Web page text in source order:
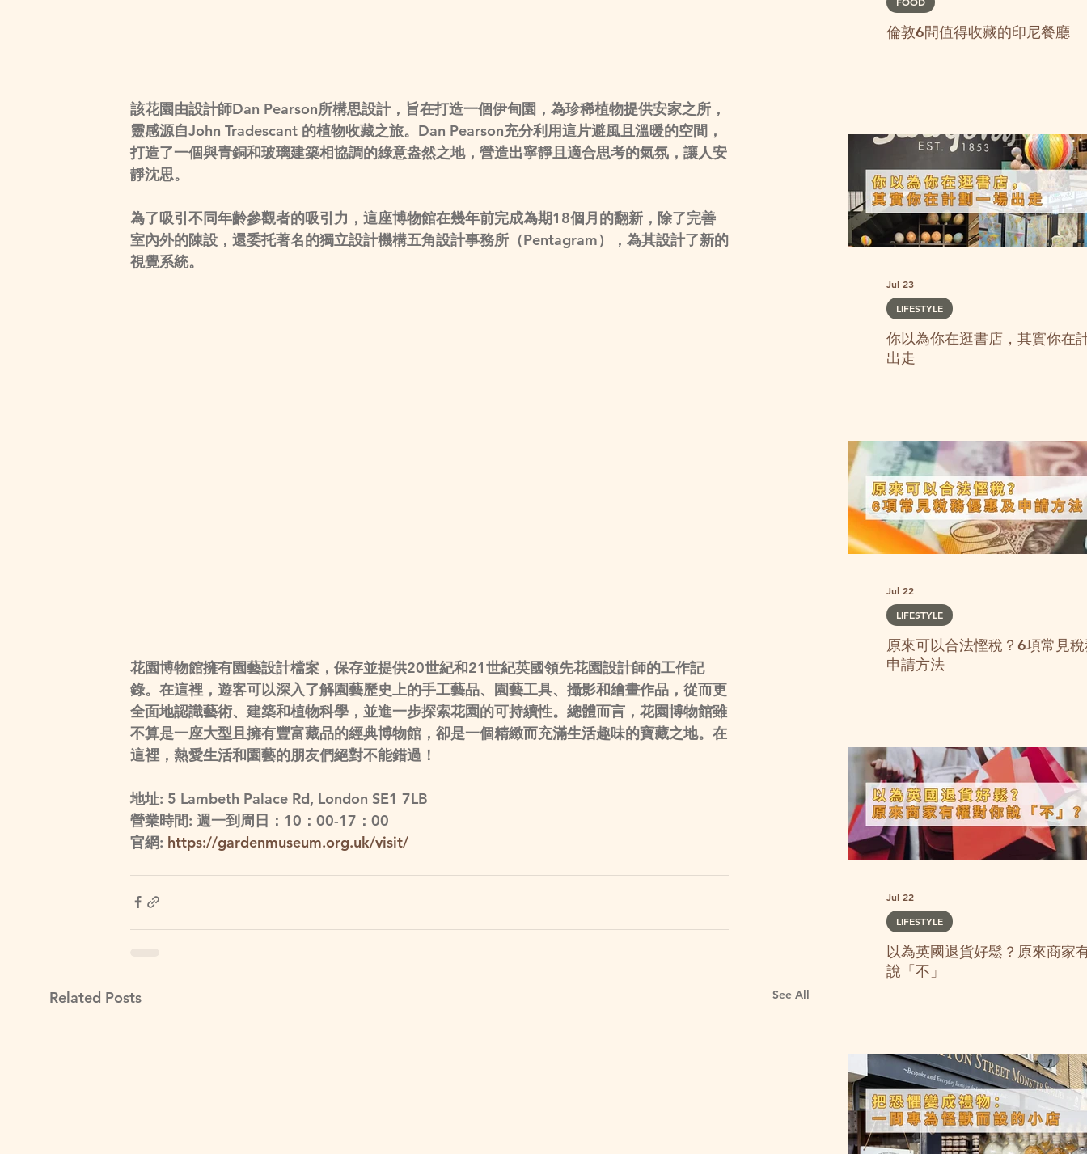
該花園由設計師Dan Pearson所構思設計，旨在打造一個伊甸園，為珍稀植物提供安家之所，
靈感源自John Tradescant 的植物收藏之旅。Dan Pearson充分利用這片避風且溫暖的空間，
打造了一個與青銅和玻璃建築相協調的綠意盎然之地，營造出寧靜且適合思考的氣氛，讓人安
靜沈思。
為了吸引不同年齡參觀者的吸引力，這座博物館在幾年前完成為期18個月的翻新，除了完善
室內外的陳設，還委托著名的獨立設計機構五角設計事務所（Pentagram），為其設計了新的
視覺系統。
花園博物館擁有園藝設計檔案，保存並提供20世紀和21世紀英國領先花園設計師的工作記
錄。在這裡，遊客可以深入了解園藝歷史上的手工藝品、園藝工具、攝影和繪畫作品，從而更
全面地認識藝術、建築和植物科學，並進一步探索花園的可持續性。總體而言，花園博物館雖
不算是一座大型且擁有豐富藏品的經典博物館，卻是一個精緻而充滿生活趣味的寶藏之地。在
這裡，熱愛生活和園藝的朋友們絕對不能錯過！
地址: 5 Lambeth Palace Rd, London SE1 7LB
營業時間: 週一到周日：10：00-17：00
官網: https://gardenmuseum.org.uk/visit/
Related Posts See All
倫敦6間值得收藏的印尼餐廳
你以為你在逛書店，其實你在
出走
LIFESTYLE
Jul 23
原來可以合法慳稅？6項常見
申請方法
LIFESTYLE
Jul 22
以為英國退貨好鬆？原來商家
說「不」
LIFESTYLE
Jul 22